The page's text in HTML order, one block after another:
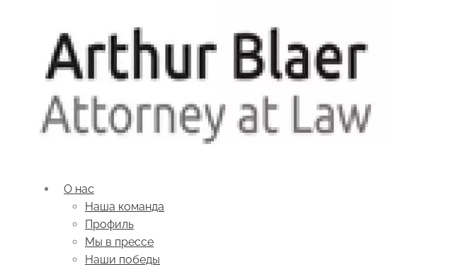
О нас
Наша команда
Профиль
Мы в прессе
Наши победы